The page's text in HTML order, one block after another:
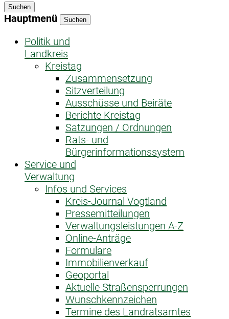
Suchen
Hauptmenü Suchen
Politik und
Landkreis
Kreistag
Zusammensetzung
Sitzverteilung
Ausschüsse und Beiräte
Berichte Kreistag
Satzungen / Ordnungen
Rats- und
Bürgerinformationssystem
Service und
Verwaltung
Infos und Services
Kreis-Journal Vogtland
Pressemitteilungen
Verwaltungsleistungen A-Z
Online-Anträge
Formulare
Immobilienverkauf
Geoportal
Aktuelle Straßensperrungen
Wunschkennzeichen
Termine des Landratsamtes